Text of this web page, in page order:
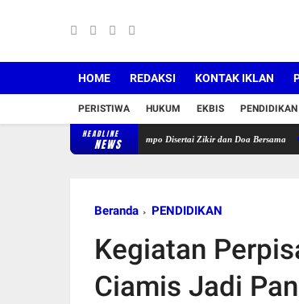
HOME REDAKSI KONTAK IKLAN
PERISTIWA HUKUM EKBIS PENDIDIKAN
HEADLINE
NEWS
Untuk 120 Lansia Jompo Disertai Zikir dan Doa Bersama Saidah
Beranda PENDIDIKAN
Kegiatan
Ciamis Jadi